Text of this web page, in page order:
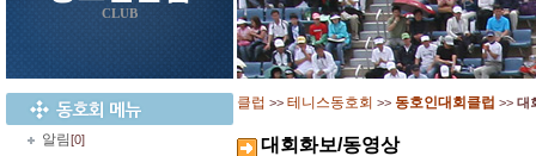
CLUB
알림[0]
클럽 >> 테니스동호회 >> 동호인대회클럽 >> 대
대회화보/동영상